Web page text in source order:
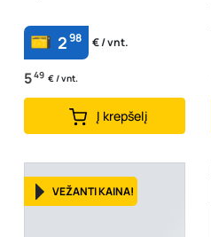
298 € / vnt.
549 € / vnt.
Į krepšelį
VEŽANTI KAINA!